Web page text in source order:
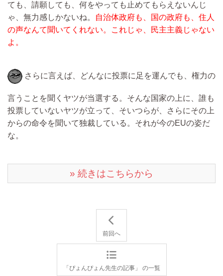
ても、請願しても、何をやっても止めてもらえないんじ
ゃ、無力感しかないね。
自治体政府も、国の政府も、住人
の声なんて聞いてくれない。これじゃ、民主主義じゃない
よ。
さらに言えば、どんなに投票に足を運んでも、権力の
言うことを聞くヤツが当選する。そんな国家の上に、誰も
投票していないヤツが立って、そいつらが、さらにその上
からの命令を聞いて独裁している。それが今のEUの姿だ
な。
» 続きはこちらから
前回へ
「ぴょんぴょん先生の記事」 の一覧